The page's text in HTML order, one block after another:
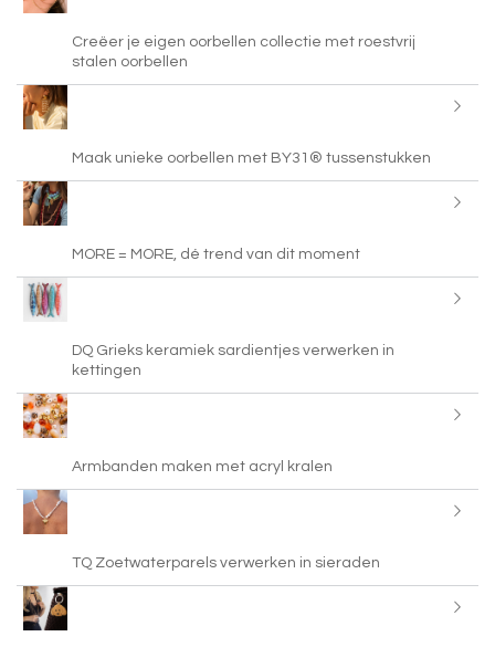
Creëer je eigen oorbellen collectie met roestvrij
stalen oorbellen
Maak unieke oorbellen met BY31® tussenstukken
MORE = MORE, dé trend van dit moment
DQ Grieks keramiek sardientjes verwerken in
kettingen
Armbanden maken met acryl kralen
TQ Zoetwaterparels verwerken in sieraden